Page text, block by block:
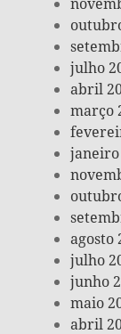
julho
abril
março
janeiro
agosto
julho
junho
maio
abril